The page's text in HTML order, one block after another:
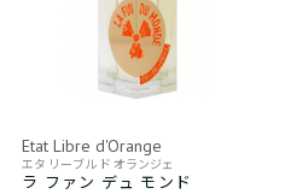
Etat Libre d'Orange
エタ リーブル ド オランジェ
ラ ファン デュ モンド